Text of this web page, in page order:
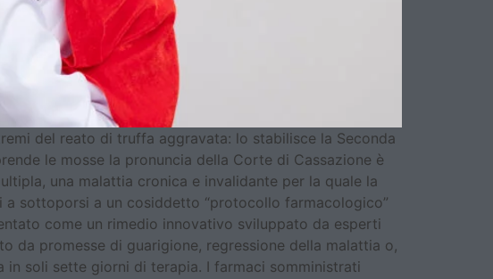
del reato di truffa aggravata: lo stabilisce la Seconda
le mosse la pronuncia della Corte di Cassazione è
una malattia cronica e invalidante per la quale la
sottoporsi a un cosiddetto “protocollo farmacologico”
come un rimedio innovativo sviluppato da esperti
da promesse di guarigione, regressione della malattia o,
soli sette giorni di terapia. I farmaci somministrati